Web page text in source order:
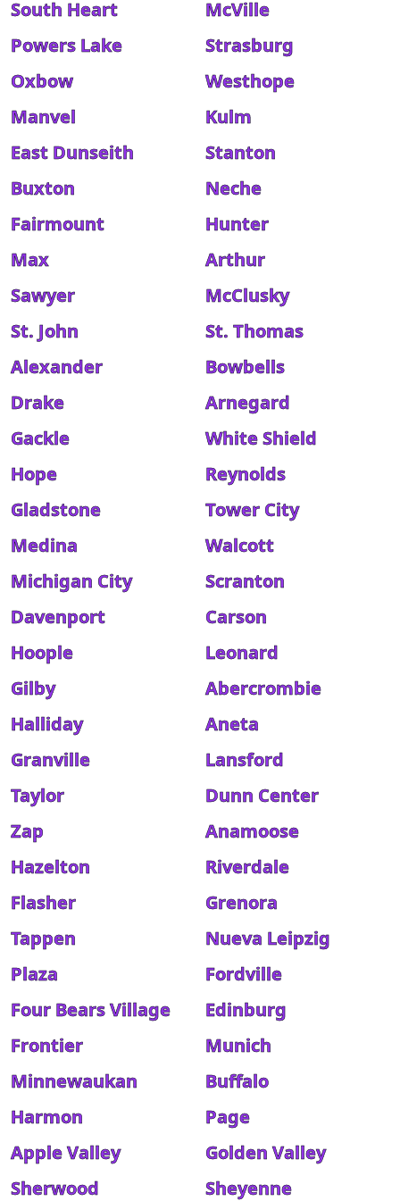
South Heart
McVille
Powers Lake
Strasburg
Oxbow
Westhope
Manvel
Kulm
East Dunseith
Stanton
Buxton
Neche
Fairmount
Hunter
Max
Arthur
Sawyer
McClusky
St. John
St. Thomas
Alexander
Bowbells
Drake
Arnegard
Gackle
White Shield
Hope
Reynolds
Gladstone
Tower City
Medina
Walcott
Michigan City
Scranton
Davenport
Carson
Hoople
Leonard
Gilby
Abercrombie
Halliday
Aneta
Granville
Lansford
Taylor
Dunn Center
Zap
Anamoose
Hazelton
Riverdale
Flasher
Grenora
Tappen
Nueva Leipzig
Plaza
Fordville
Four Bears Village
Edinburg
Frontier
Munich
Minnewaukan
Buffalo
Harmon
Page
Apple Valley
Golden Valley
Sherwood
Sheyenne